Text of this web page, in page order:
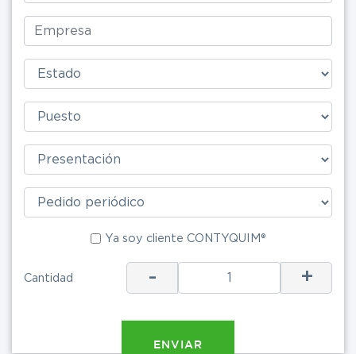
Ya soy
Ya soy cliente CONTYQUIM®
Cantidad - +
ENVIAR